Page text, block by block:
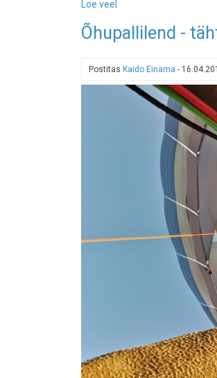
Loe veel
-
robotaksoga
Vegases
Õhupallilend -
Postitas Kaido Einama -